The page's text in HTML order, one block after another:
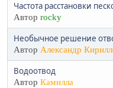
Частота расстановки
Автор rocky
Необычное решение
Автор Александр
Водоотвод
Автор Камилла